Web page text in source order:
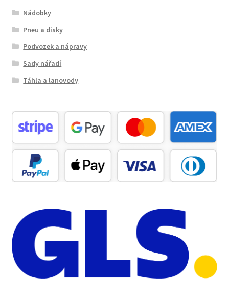
Nádobky
Pneu a disky
Podvozek a nápravy
Sady nářadí
Táhla a lanovody